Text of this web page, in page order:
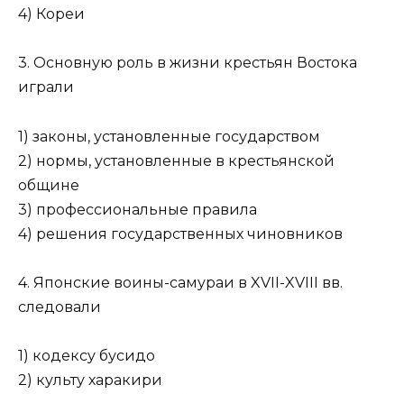
4) Кореи
3. Основную роль в жизни крестьян Востока
играли
1) законы, установленные государством
2) нормы, установленные в крестьянской
общине
3) профессиональные правила
4) решения государственных чиновников
4. Японские воины-самураи в XVII-XVIII вв.
следовали
1) кодексу бусидо
2) культу харакири